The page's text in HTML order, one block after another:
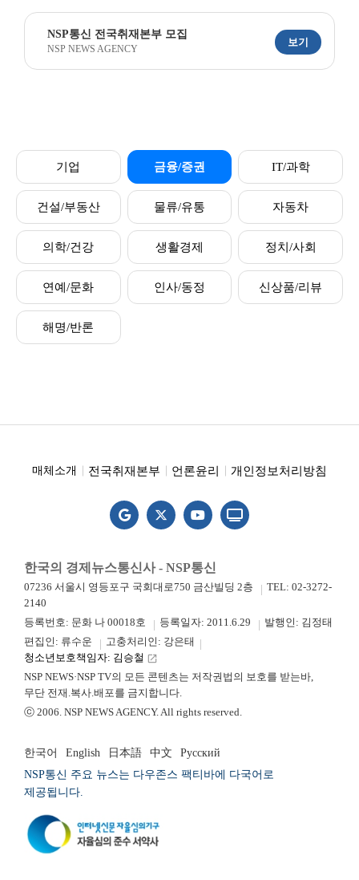
NSP통신 전국취재본부 모집
NSP NEWS AGENCY
보기
기업 금융/증권 IT/과학
건설/부동산 물류/유통 자동차
의학/건강 생활경제 정치/사회
연예/문화 인사/동정 신상품/리뷰
해명/반론
매체소개 전국취재본부 언론윤리 개인정보처리방침
한국의 경제뉴스통신사 - NSP통신
07236 서울시 영등포구 국회대로750 금산빌딩 2층
TEL: 02-3272-
2140
등록번호: 문화 나 00018호
등록일자: 2011.6.29
발행인: 김정태
편집인: 류수운
고충처리인: 강은태
청소년보호책임자: 김승철 launch
NSP NEWS·NSP TV의 모든 콘텐츠는 저작권법의 보호를 받는바,
무단 전재.복사.배포를 금지합니다.
ⓒ 2006. NSP NEWS AGENCY. All rights reserved.
한국어 English 日本語 中文
Русский
NSP통신 주요 뉴스는 다우존스 팩티바에 다국어로
제공됩니다.